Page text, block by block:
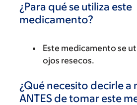
¿Para qué se utiliza este
medicamento?
Este medicamento se
ojos resecos.
¿Qué necesito decirle a
ANTES de tomar este